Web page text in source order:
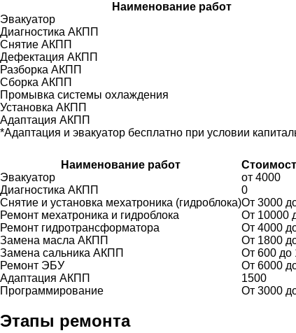
Наименование работ
Эвакуатор
Диагностика АКПП
Снятие АКПП
Дефектация АКПП
Разборка АКПП
Сборка АКПП
Промывка системы охлаждения
Установка АКПП
Адаптация АКПП
*Адаптация и эвакуатор бесплатно при условии
Наименование работ
Эвакуатор
от 4000
Диагностика АКПП
0
Снятие и установка мехатроника (гидроблока)От 3000
Ремонт мехатроника и гидроблока
От 10000
Ремонт гидротрансформатора
От 4000
Замена масла АКПП
От 1800
Замена сальника АКПП
От 600 до
Ремонт ЭБУ
От 6000
Адаптация АКПП
1500
Программирование
От 3000
Этапы ремонта